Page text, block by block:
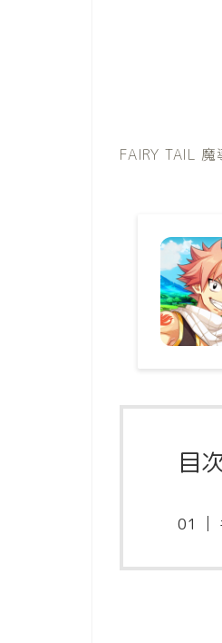
FAIRY TAIL
目